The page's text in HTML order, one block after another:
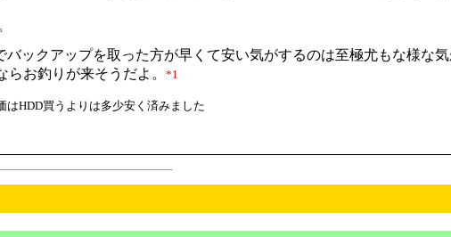
ックアップを取った方が早くて安い気がするのは至極尤もな様な気
らお釣りが来そうだよ。*1
はHDD買うよりは多少安く済みました